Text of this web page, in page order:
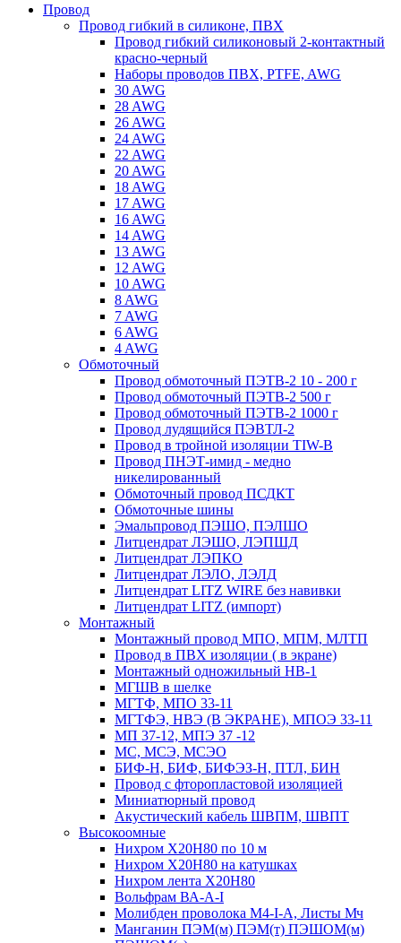
Провод
Провод гибкий в силиконе, ПВХ
Провод гибкий силиконовый 2-контактный
красно-черный
Наборы проводов ПВХ, PTFE, AWG
30 AWG
28 AWG
26 AWG
24 AWG
22 AWG
20 AWG
18 AWG
17 AWG
16 AWG
14 AWG
13 AWG
12 AWG
10 AWG
8 AWG
7 AWG
6 AWG
4 AWG
Обмоточный
Провод обмоточный ПЭТВ-2 10 - 200 г
Провод обмоточный ПЭТВ-2 500 г
Провод обмоточный ПЭТВ-2 1000 г
Провод лудящийся ПЭВТЛ-2
Провод в тройной изоляции TIW-B
Провод ПНЭТ-имид - медно
никелированный
Обмоточный провод ПСДКТ
Обмоточные шины
Эмальпровод ПЭШО, ПЭЛШО
Литцендрат ЛЭШО, ЛЭПШД
Литцендрат ЛЭПКО
Литцендрат ЛЭЛО, ЛЭЛД
Литцендрат LITZ WIRE без навивки
Литцендрат LITZ (импорт)
Монтажный
Монтажный провод МПО, МПМ, МЛТП
Провод в ПВХ изоляции ( в экране)
Монтажный одножильный HB-1
МГШВ в шелке
МГТФ, МПО 33-11
МГТФЭ, НВЭ (В ЭКРАНЕ), МПОЭ 33-11
МП 37-12, МПЭ 37 -12
МС, МСЭ, МСЭО
БИФ-Н, БИФ, БИФЭЗ-Н, ПТЛ, БИН
Провод с фторопластовой изоляцией
Миниатюрный провод
Акустический кабель ШВПМ, ШВПТ
Высокоомные
Нихром Х20Н80 по 10 м
Нихром Х20Н80 на катушках
Нихром лента Х20Н80
Вольфрам ВА-А-I
Молибден проволока М4-I-А, Листы Мч
Манганин ПЭМ(м) ПЭМ(т) ПЭШОМ(м)